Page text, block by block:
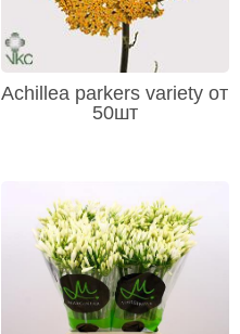
Achillea parkers variety от
50шт